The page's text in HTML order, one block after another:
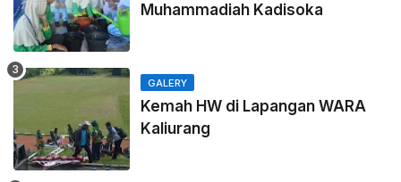
Muhammadiah Kadisoka
GALERY
Kemah HW di Lapangan WARA
Kaliurang